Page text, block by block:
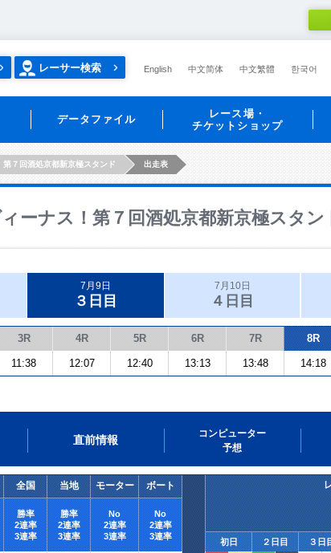
レーサー検索 English 中文简体 中文繁體 한국어
データファイル
レース場・
チケットショップ
第７回酒処京都新京極スタンド 出走表
ーナス！第７回酒処京都新京極スタン
7月9日
３日目
7月10日
４日目
3R 4R 5R 6R 7R 8R
11:38 12:07 12:40 13:13 13:48 14:18
直前情報
コンピューター
予想
全国 当地 モーター ボート
勝率
2連率
3連率
勝率
2連率
3連率
No
2連率
3連率
No
2連率
3連率
初日 ２日目 ３日